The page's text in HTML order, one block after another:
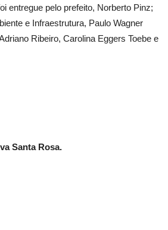
entregue pelo prefeito, Norberto Pinz;
e Infraestrutura, Paulo Wagner
Ribeiro, Carolina Eggers Toebe e
Santa Rosa.